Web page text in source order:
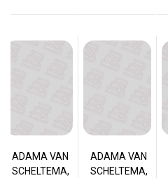
ADAMA VAN
SCHELTEMA,
ADAMA VAN
SCHELTEMA,